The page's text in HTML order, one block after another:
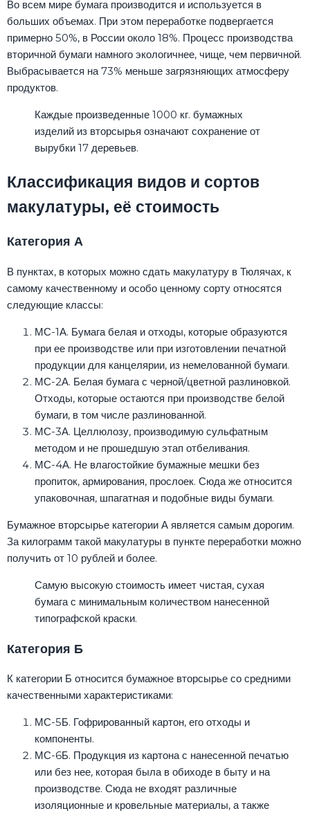
Во всем мире бумага производится и используется в
больших объемах. При этом переработке подвергается
примерно 50%, в России около 18%. Процесс производства
вторичной бумаги намного экологичнее, чище, чем первичной.
Выбрасывается на 73% меньше загрязняющих атмосферу
продуктов.
Каждые произведенные 1000 кг. бумажных
изделий из вторсырья означают сохранение от
вырубки 17 деревьев.
Классификация видов и сортов
макулатуры, её стоимость
Категория А
В пунктах, в которых можно сдать макулатуру в Тюлячах, к
самому качественному и особо ценному сорту относятся
следующие классы:
МС-1А. Бумага белая и отходы, которые образуются
при ее производстве или при изготовлении печатной
продукции для канцелярии, из немелованной бумаги.
МС-2А. Белая бумага с черной/цветной разлиновкой.
Отходы, которые остаются при производстве белой
бумаги, в том числе разлинованной.
МС-3А. Целлюлозу, производимую сульфатным
методом и не прошедшую этап отбеливания.
МС-4А. Не влагостойкие бумажные мешки без
пропиток, армирования, прослоек. Сюда же относится
упаковочная, шпагатная и подобные виды бумаги.
Бумажное вторсырье категории А является самым дорогим.
За килограмм такой макулатуры в пункте переработки можно
получить от 10 рублей и более.
Самую высокую стоимость имеет чистая, сухая
бумага с минимальным количеством нанесенной
типографской краски.
Категория Б
К категории Б относится бумажное вторсырье со средними
качественными характеристиками:
МС-5Б. Гофрированный картон, его отходы и
компоненты.
МС-6Б. Продукция из картона с нанесенной печатью
или без нее, которая была в обиходе в быту и на
производстве. Сюда не входят различные
изоляционные и кровельные материалы, а также